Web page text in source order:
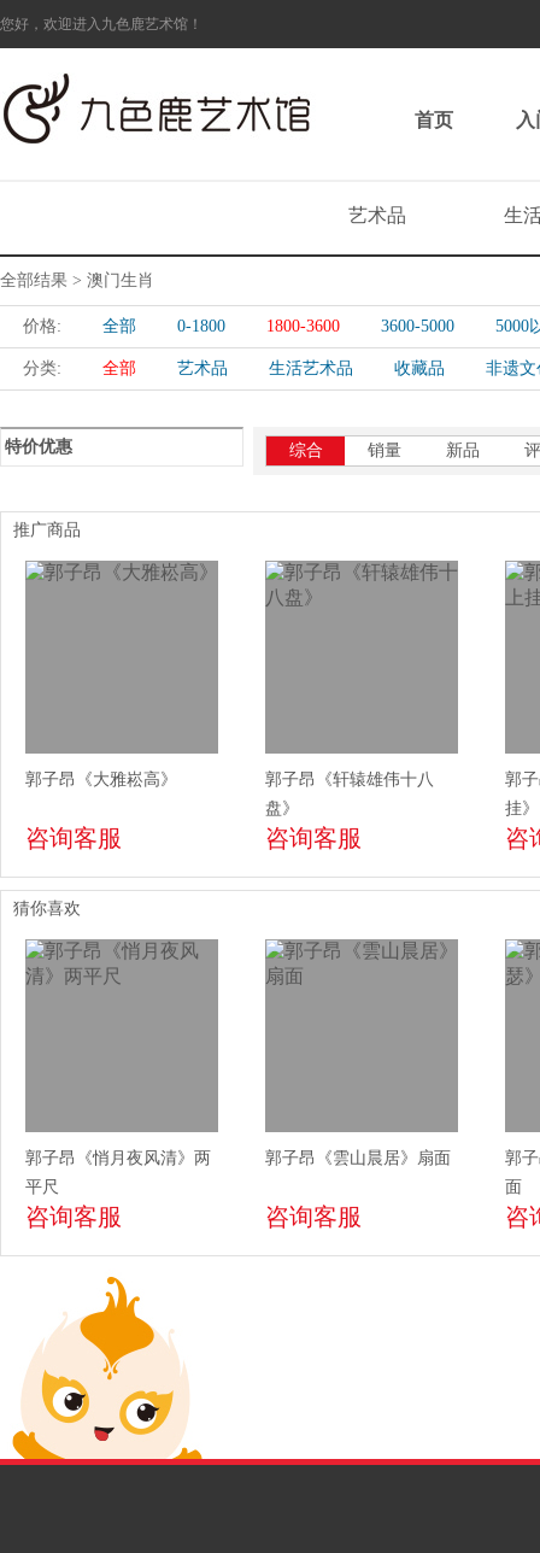
您好，欢迎进入九色鹿艺术馆！
首页
艺术品 生
全部结果 > 澳门生肖
价格: 全部 0-1800 1800-3600 3600-5000 5000
分类: 全部 艺术品 生活艺术品 收藏品 非遗文
特价优惠 综合 销量 新品
推广商品
郭子昂《大雅崧高》
咨询客服
郭子昂《轩辕雄伟十八
盘》
咨询客服
郭
挂》
咨
猜你喜欢
郭子昂《悄月夜风清》两
平尺
咨询客服
郭子昂《雲山晨居》扇面
咨询客服
郭
面
咨